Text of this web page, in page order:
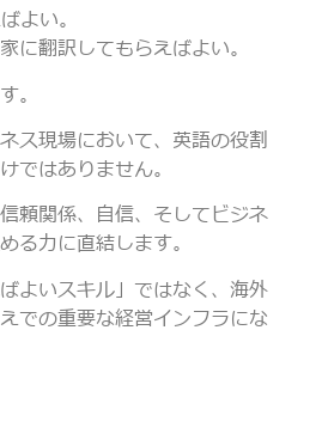
よい。
に翻訳してもらえばよい。
。
ス現場において、英語の役割
ではありません。
頼関係、自信、そしてビジネ
る力に直結します。
よいスキル」ではなく、海外
での重要な経営インフラにな